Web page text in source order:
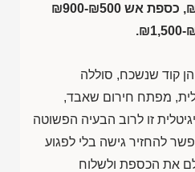
, כספת אש ₪900-₪500
₪1,500-
.
קוד שנשכח, סוללה
מפתח חירום שאבד,
זו לרוב הבעיה הפשוטה
להחזיר גישה בלי לפגוע
את הכספת ולשלוח